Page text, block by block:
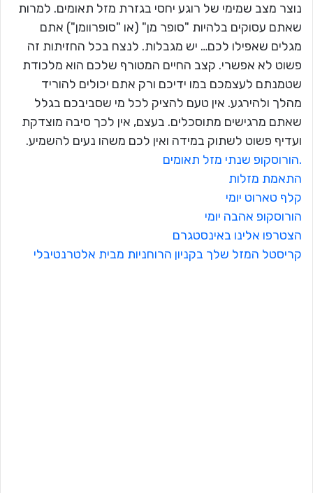
נוצר מצב שמימי של רוגע יחסי בגזרת מזל תאומים. למרות
שאתם עסוקים בלהיות "סופר מן" (או "סופרוומן") אתם
מגלים שאפילו לכם… יש מגבלות. לנצח בכל החזיתות זה
פשוט לא אפשרי. קצב החיים המטורף שלכם הוא מלכודת
שטמנתם לעצמכם במו ידיכם ורק אתם יכולים להוריד
מהלך ולהירגע. אין טעם להציק לכל מי שסביבכם בגלל
שאתם מרגישים מתוסכלים. בעצם, אין לכך סיבה מוצדקת
ועדיף פשוט לשתוק במידה ואין לכם משהו נעים להשמיע.
.הורוסקופ שנתי מזל תאומים
התאמת מזלות
קלף טארוט יומי
הורוסקופ אהבה יומי
הצטרפו אלינו באינסטגרם
קריסטל המזל שלך בקניון הרוחניות מבית אלטרנטיבלי